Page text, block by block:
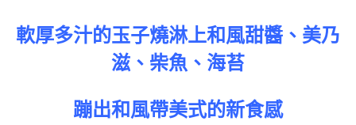
軟厚多汁的玉子燒淋上和風甜醬、美乃
滋、柴魚、海苔
蹦出和風帶美式的新食感